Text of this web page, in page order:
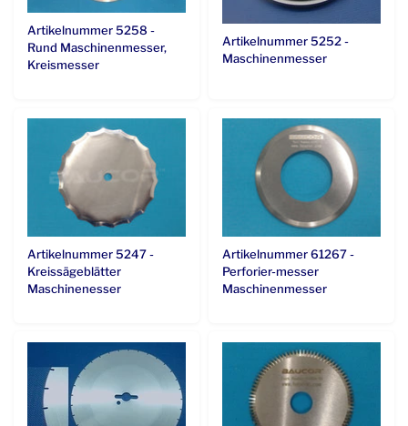
Artikelnummer 5258 -
Rund Maschinenmesser,
Kreismesser
Artikelnummer 5252 -
Maschinenmesser
Artikelnummer 5247 -
Kreissägeblätter
Maschinenesser
Artikelnummer 61267 -
Perforier-messer
Maschinenmesser